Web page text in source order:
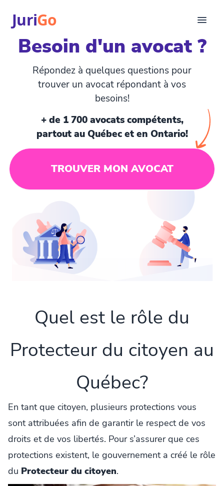
JuriGo
Consultation
Articles juridiques
Pour avocats
Trouver un avocat
Besoin d'un avocat ?
Répondez à quelques questions pour
trouver un avocat répondant à vos
besoins!
+ de 1 700 avocats compétents,
partout au Québec et en Ontario!
TROUVER MON AVOCAT
Quel est le rôle du
Protecteur du citoyen au
Québec?
En tant que citoyen, plusieurs protections vous
sont attribuées afin de garantir le respect de vos
droits et de vos libertés. Pour s’assurer que ces
protections existent, le gouvernement a créé le rôle
du Protecteur du citoyen.